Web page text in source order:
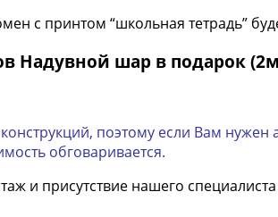
с принтом “школьная тетрадь”
Надувной шар в подарок
поэтому если Вам
обговаривается.
и присутствие нашего